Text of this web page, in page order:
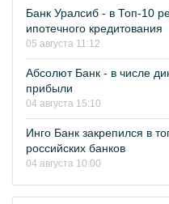
Банк Уралсиб - в Топ-10
ипотечного кредитования
05 августа 11:12
Абсолют Банк - в числе
прибыли
04 августа 15:10
Инго Банк закрепился в
российских банков
04 августа 10:00